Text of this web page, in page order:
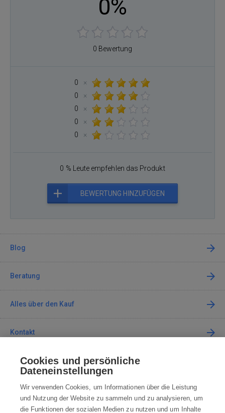
0%
0 Bewertung
0
×
0
×
0
×
0
×
0
×
0 % Leute empfehlen das Produkt
BEWERTUNG HINZUFÜGEN
Blog
Beratung
Alles über den Kauf
Kontakt
Kontaktieren Sie uns
info@robotworld.at
+49 25 197 159 962 Mo-Fr 8:00—16:00 Uhr
Cookies und persönliche
Dateneinstellungen
Wir verwenden Cookies, um Informationen über die Leistung
und Nutzung der Website zu sammeln und zu analysieren, um
die Funktionen der sozialen Medien zu nutzen und um Inhalte